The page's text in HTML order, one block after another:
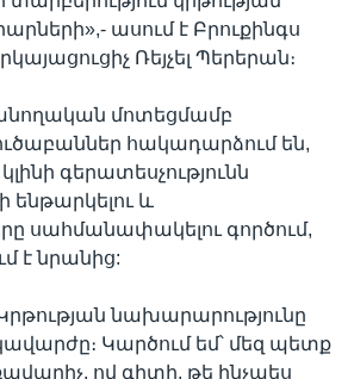
ասում է Բրուքինգս
Ռեյչել Պերերան։
մոտեցմամբ
հակադարձում են,
գերատեսչությունն
ենթարկելու և
սահմանափակելու գործում,
է նրանից:
նախարարությունը
Կարծում եմ՝ մեզ պետք
ով գիտի, թե ինչպես